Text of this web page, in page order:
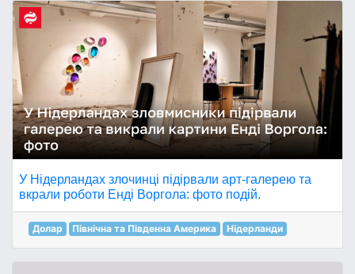
У Нідерландах злочинці підірвали арт-галерею та
вкрали роботи Енді Воргола: фото подій.
Долар Північна та Південна Америка Нідерланди